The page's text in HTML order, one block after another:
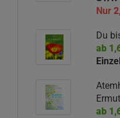
Nur
Du
ab
ab